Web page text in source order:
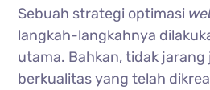
Sebuah strategi optimasi
langkah-langkahnya
utama. Bahkan, tidak
berkualitas yang telah